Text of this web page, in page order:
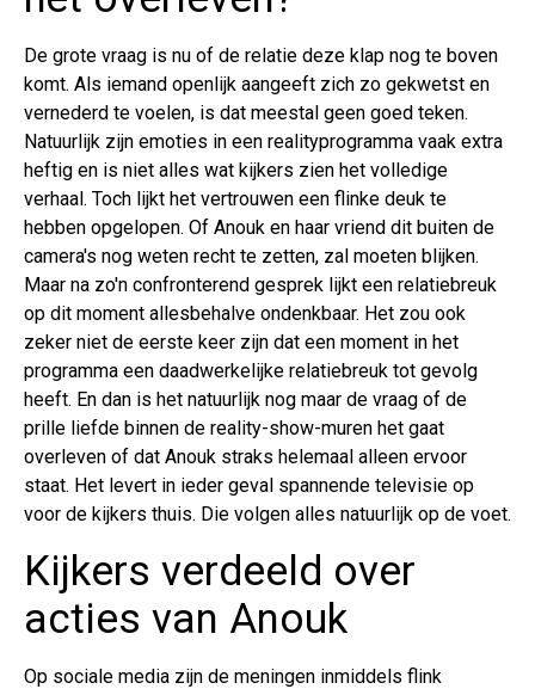
De grote vraag is nu of de relatie deze klap nog te boven
komt. Als iemand openlijk aangeeft zich zo gekwetst en
vernederd te voelen, is dat meestal geen goed teken.
Natuurlijk zijn emoties in een realityprogramma vaak extra
heftig en is niet alles wat kijkers zien het volledige
verhaal. Toch lijkt het vertrouwen een flinke deuk te
hebben opgelopen. Of Anouk en haar vriend dit buiten de
camera's nog weten recht te zetten, zal moeten blijken.
Maar na zo'n confronterend gesprek lijkt een relatiebreuk
op dit moment allesbehalve ondenkbaar. Het zou ook
zeker niet de eerste keer zijn dat een moment in het
programma een daadwerkelijke relatiebreuk tot gevolg
heeft. En dan is het natuurlijk nog maar de vraag of de
prille liefde binnen de reality-show-muren het gaat
overleven of dat Anouk straks helemaal alleen ervoor
staat. Het levert in ieder geval spannende televisie op
voor de kijkers thuis. Die volgen alles natuurlijk op de voet.
Kijkers verdeeld over
acties van Anouk
Op sociale media zijn de meningen inmiddels flink